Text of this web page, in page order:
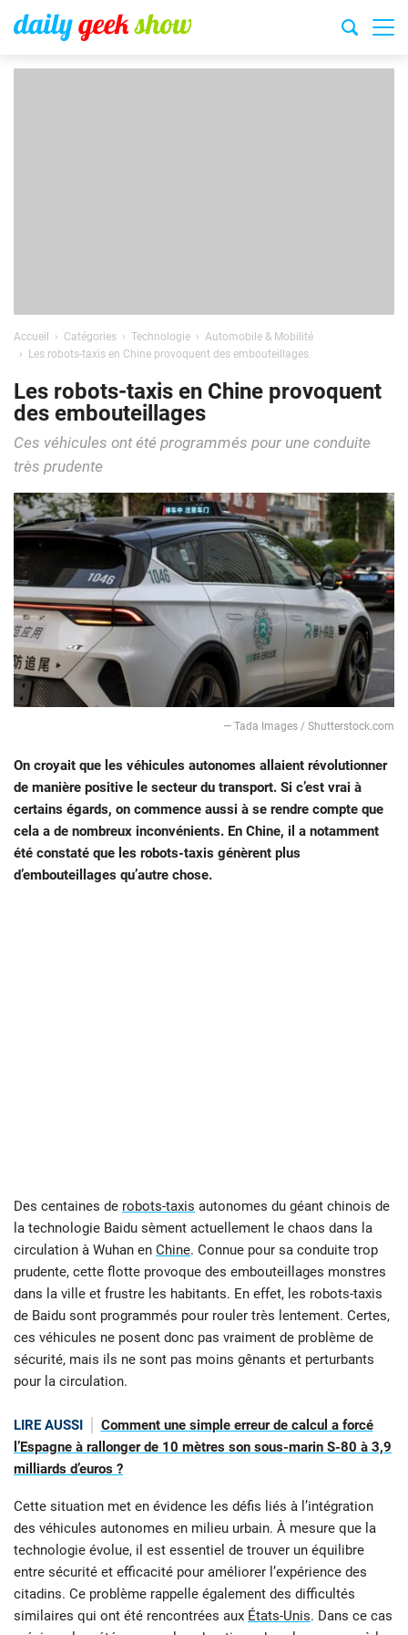
Accueil Catégories Technologie
Automobile & Mobilité
Les robots-taxis en Chine provoquent des embouteillages
Les robots-taxis en Chine provoquent
des embouteillages
Ces véhicules ont été programmés pour une conduite
très prudente
— Tada Images / Shutterstock.com
On croyait que les véhicules autonomes allaient révolutionner
de manière positive le secteur du transport. Si c’est vrai à
certains égards, on commence aussi à se rendre compte que
cela a de nombreux inconvénients. En Chine, il a notamment
été constaté que les robots-taxis génèrent plus
d’embouteillages qu’autre chose.
Des centaines de robots-taxis autonomes du géant chinois de
la technologie Baidu sèment actuellement le chaos dans la
circulation à Wuhan en Chine. Connue pour sa conduite trop
prudente, cette flotte provoque des embouteillages monstres
dans la ville et frustre les habitants. En effet, les robots-taxis
de Baidu sont programmés pour rouler très lentement. Certes,
ces véhicules ne posent donc pas vraiment de problème de
sécurité, mais ils ne sont pas moins gênants et perturbants
pour la circulation.
LIRE AUSSI
Comment une simple erreur de calcul a forcé
l’Espagne à rallonger de 10 mètres son sous-marin S-80 à 3,9
milliards d’euros ?
Cette situation met en évidence les défis liés à l’intégration
des véhicules autonomes en milieu urbain. À mesure que la
technologie évolue, il est essentiel de trouver un équilibre
entre sécurité et efficacité pour améliorer l’expérience des
citadins. Ce problème rappelle également des difficultés
similaires qui ont été rencontrées aux États-Unis. Dans ce cas